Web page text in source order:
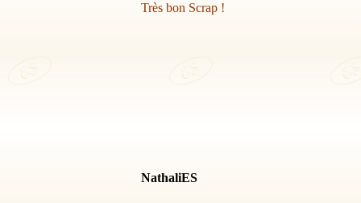
Très bon Scrap !
NathaliES